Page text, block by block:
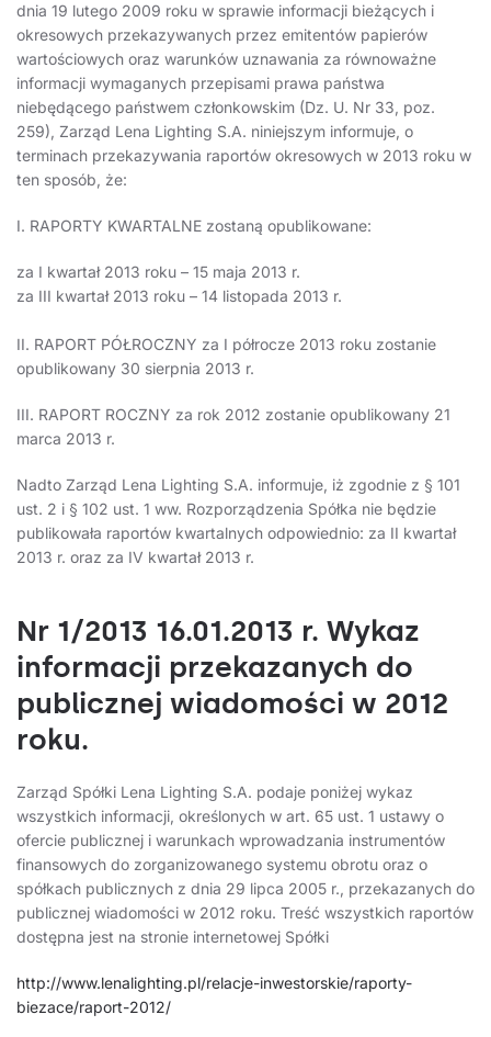
dnia 19 lutego 2009 roku w sprawie informacji bieżących i
okresowych przekazywanych przez emitentów papierów
wartościowych oraz warunków uznawania za równoważne
informacji wymaganych przepisami prawa państwa
niebędącego państwem członkowskim (Dz. U. Nr 33, poz.
259), Zarząd Lena Lighting S.A. niniejszym informuje, o
terminach przekazywania raportów okresowych w 2013 roku w
ten sposób, że:
I. RAPORTY KWARTALNE zostaną opublikowane:
za I kwartał 2013 roku – 15 maja 2013 r.
za III kwartał 2013 roku – 14 listopada 2013 r.
II. RAPORT PÓŁROCZNY za I półrocze 2013 roku zostanie
opublikowany 30 sierpnia 2013 r.
III. RAPORT ROCZNY za rok 2012 zostanie opublikowany 21
marca 2013 r.
Nadto Zarząd Lena Lighting S.A. informuje, iż zgodnie z § 101
ust. 2 i § 102 ust. 1 ww. Rozporządzenia Spółka nie będzie
publikowała raportów kwartalnych odpowiednio: za II kwartał
2013 r. oraz za IV kwartał 2013 r.
Nr 1/2013 16.01.2013 r. Wykaz
informacji przekazanych do
publicznej wiadomości w 2012
roku.
Zarząd Spółki Lena Lighting S.A. podaje poniżej wykaz
wszystkich informacji, określonych w art. 65 ust. 1 ustawy o
ofercie publicznej i warunkach wprowadzania instrumentów
finansowych do zorganizowanego systemu obrotu oraz o
spółkach publicznych z dnia 29 lipca 2005 r., przekazanych do
publicznej wiadomości w 2012 roku. Treść wszystkich raportów
dostępna jest na stronie internetowej Spółki
http://www.lenalighting.pl/relacje-inwestorskie/raporty-
biezace/raport-2012/